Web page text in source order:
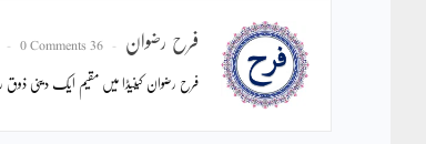
فرح رضوان 36 Posts
0 Comments
فرح رضوان کینیڈا میں مقیم ایک دینی ذوق